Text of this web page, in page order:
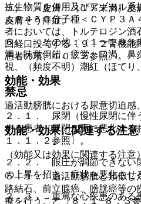
５）． 皮膚：（１％未満）皮
皮膚そう痒症。
６）． その他：（１〜１０％
満）味覚倒錯、疲労、口渇、鼻
視、（頻度不明）潮紅（ほてり
禁忌
２．１． 尿閉（慢性尿閉に伴
する患者［尿閉が更に悪化する
１．１．２参照〕。
２．２． 眼圧が調節できない
の上昇を招き、症状を悪化させ
２．３． 重篤な心疾患のある
抗生物質を併用及びアゾール系
ムＰ４５０分子種＜ＣＹＰ３Ａ
者においては、トルテロジン酒
回経口投与する〔９．２腎機
患者の項、１０．２参照〕。
効能・効果
過活動膀胱における尿意切迫感
効能・効果に関連する注意
（効能又は効果に関連する注意）
５．１． 過活動膀胱と類似し
路結石、前立腺癌、膀胱癌等
療を行うこと〔８．１−８．３